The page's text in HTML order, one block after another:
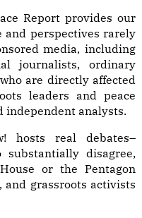
Report provides our
and perspectives rarely
media, including
journalists, ordinary
are directly affected
leaders and peace
independent analysts.
hosts real debates–
substantially disagree,
or the Pentagon
and grassroots activists